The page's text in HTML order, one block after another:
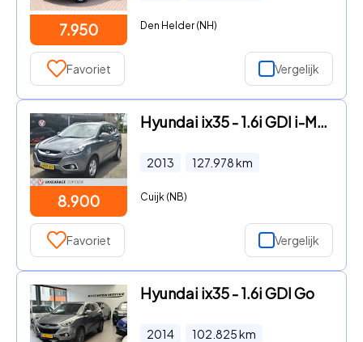
7.950 Den Helder (NH)
Favoriet Vergelijk
8.900
Hyundai ix35 - 1.6i GDI i-Motion Climate control / Stoel verwarming / Cruis
2013 127.978km
Cuijk (NB)
Favoriet Vergelijk
Hyundai ix35 - 1.6i GDI Go
2014 102.825km